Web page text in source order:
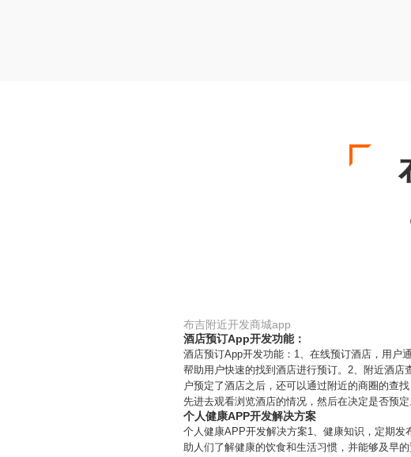
布吉附近开发商城app
酒店预订App开发功能：
酒店预订App开发功能：1、在线预订酒店，用户
帮助用户快速的找到酒店进行预订。2、附近酒
户预定了酒店之后，还可以通过附近的商圈的查
先进去观看浏览酒店的情况，然后在决定是否预定
个人健康APP开发解决方案
个人健康APP开发解决方案1、健康知识，定期
助人们了解健康的饮食和生活习惯，并能够及早